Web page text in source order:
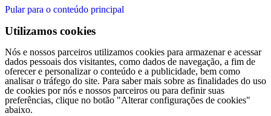
Pular para o conteúdo principal
Utilizamos cookies
Nós e nossos parceiros utilizamos cookies para armazenar e acessar
dados pessoais dos visitantes, como dados de navegação, a fim de
oferecer e personalizar o conteúdo e a publicidade, bem como
analisar o tráfego do site. Para saber mais sobre as finalidades do uso
de cookies por nós e nossos parceiros ou para definir suas
preferências, clique no botão "Alterar configurações de cookies"
abaixo.